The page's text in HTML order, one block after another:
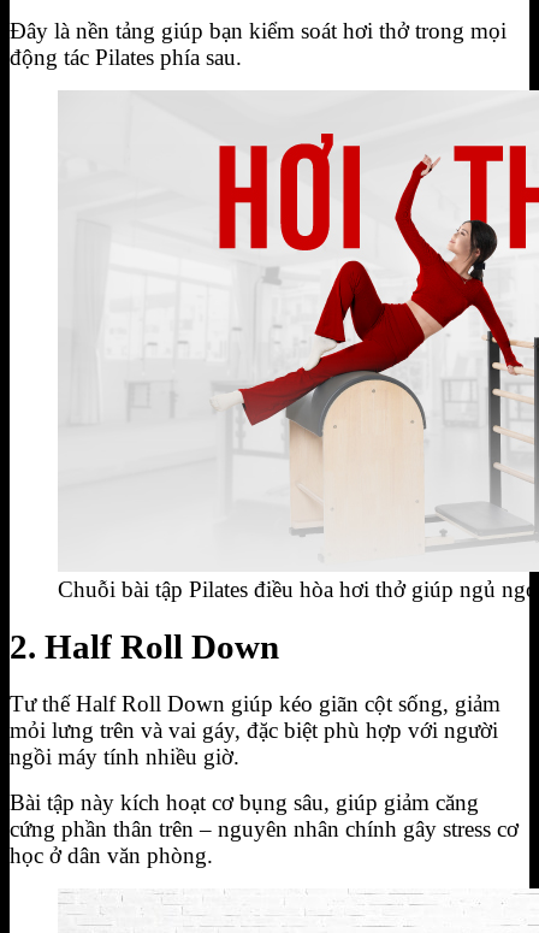
Đây là nền tảng giúp bạn kiểm soát hơi thở trong mọi
động tác Pilates phía sau.
Chuỗi bài tập Pilates điều hòa hơi thở giúp ngủ
2. Half Roll Down
Tư thế Half Roll Down giúp kéo giãn cột sống, giảm
mỏi lưng trên và vai gáy, đặc biệt phù hợp với người
ngồi máy tính nhiều giờ.
Bài tập này kích hoạt cơ bụng sâu, giúp giảm căng
cứng phần thân trên – nguyên nhân chính gây stress cơ
học ở dân văn phòng.